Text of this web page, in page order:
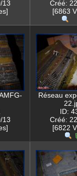
13
Créé:
[6863
13
Réseau
ID:
Créé:
[6822